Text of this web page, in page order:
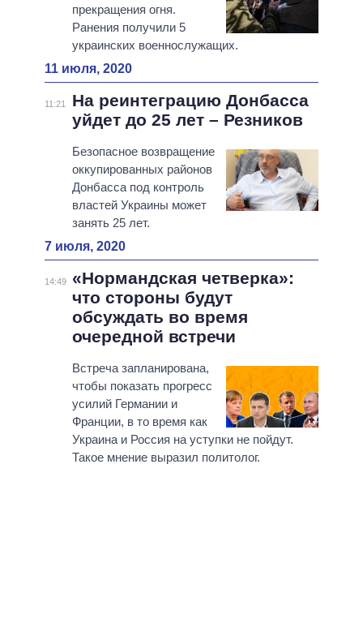
прекращения огня.
Ранения получили 5
украинских военнослужащих.
11 июля, 2020
11:21
На реинтеграцию Донбасса
уйдет до 25 лет – Резников
Безопасное возвращение
оккупированных районов
Донбасса под контроль
властей Украины может
занять 25 лет.
7 июля, 2020
14:49
«Нормандская четверка»:
что стороны будут
обсуждать во время
очередной встречи
Встреча запланирована,
чтобы показать прогресс
усилий Германии и
Франции, в то время как
Украина и Россия на уступки не пойдут.
Такое мнение выразил политолог.